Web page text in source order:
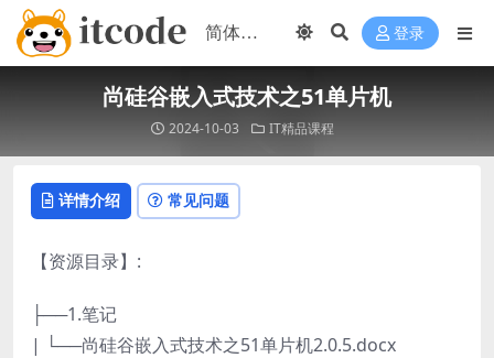
登录
尚硅谷嵌入式技术之51单片机
2024-10-03 IT精品课程
详情介绍 常见问题
【资源目录】:
├──1.笔记
| └──尚硅谷嵌入式技术之51单片机2.0.5.docx